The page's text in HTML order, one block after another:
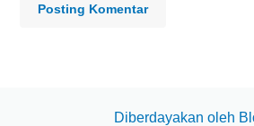
Posting Komentar
Diberdayakan oleh